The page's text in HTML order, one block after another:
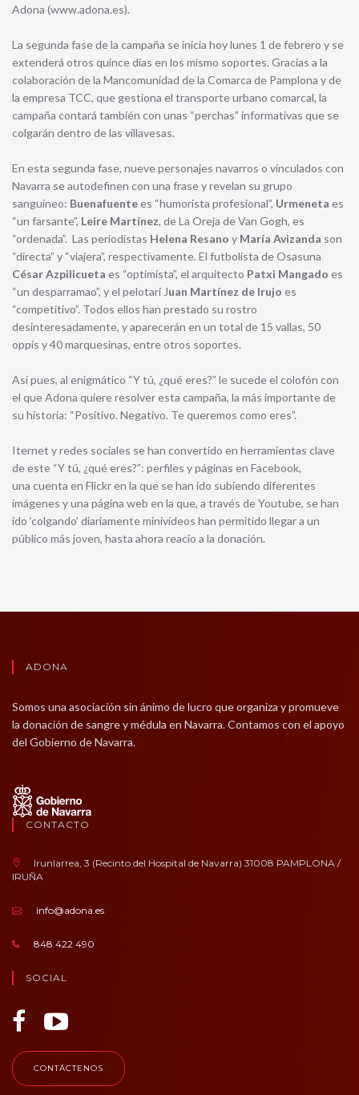
Adona (www.adona.es).
La segunda fase de la campaña se inicia hoy lunes 1 de febrero y se
extenderá otros quince días en los mismo soportes. Gracias a la
colaboración de la Mancomunidad de la Comarca de Pamplona y de
la empresa TCC, que gestiona el transporte urbano comarcal, la
campaña contará también con unas “perchas” informativas que se
colgarán dentro de las villavesas.
En esta segunda fase, nueve personajes navarros o vinculados con
Navarra se autodefinen con una frase y revelan su grupo
sanguíneo: Buenafuentees “humorista profesional”, Urmeneta es
“un farsante”, Leire Martínez, de La Oreja de Van Gogh, es
“ordenada”. Las periodistas Helena Resano y María Avizanda son
“directa” y “viajera”, respectivamente. El futbolista de Osasuna
César Azpilicueta es “optimista”, el arquitecto Patxi Mangado es
“un desparramao”, y el pelotari Juan Martínez de Irujo es
“competitivo”. Todos ellos han prestado su rostro
desinteresadamente, y aparecerán en un total de 15 vallas, 50
oppis y 40 marquesinas, entre otros soportes.
Así pues, al enigmático “Y tú, ¿qué eres?” le sucede el colofón con
el que Adona quiere resolver esta campaña, la más importante de
su historia: “Positivo. Negativo. Te queremos como eres”.
Iternet y redes sociales se han convertido en herramientas clave
de este “Y tú, ¿qué eres?”: perfiles y páginas en Facebook,
una cuenta en Flickr en la que se han ido subiendo diferentes
imágenes y una página web en la que, a través de Youtube, se han
ido ‘colgando’ diariamente minivídeos han permitido llegar a un
público más joven, hasta ahora reacio a la donación.
ADONA
Somos una asociación sin ánimo de lucro que organiza y promueve
la donación de sangre y médula en Navarra. Contamos con el apoyo
del Gobierno de Navarra.
CONTACTO
Irunlarrea, 3 (Recinto del Hospital de Navarra) 31008 PAMPLONA /
IRUÑA
info@adona.es
848 422 490
SOCIAL
CONTÁCTENOS